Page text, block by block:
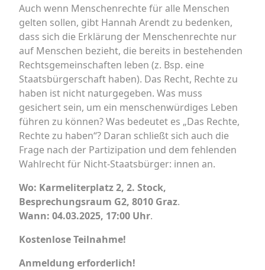
Auch wenn Menschenrechte für alle Menschen
gelten sollen, gibt Hannah Arendt zu bedenken,
dass sich die Erklärung der Menschenrechte nur
auf Menschen bezieht, die bereits in bestehenden
Rechtsgemeinschaften leben (z. Bsp. eine
Staatsbürgerschaft haben). Das Recht, Rechte zu
haben ist nicht naturgegeben. Was muss
gesichert sein, um ein menschenwürdiges Leben
führen zu können? Was bedeutet es „Das Rechte,
Rechte zu haben“? Daran schließt sich auch die
Frage nach der Partizipation und dem fehlenden
Wahlrecht für Nicht-Staatsbürger: innen an.
Wo: Karmeliterplatz 2, 2. Stock,
Besprechungsraum G2, 8010 Graz.
Wann: 04.03.2025, 17:00 Uhr.
Kostenlose Teilnahme!
Anmeldung erforderlich!